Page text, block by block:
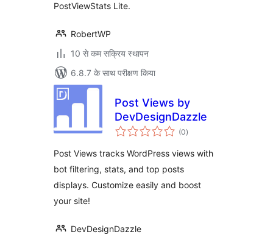
PostViewStats Lite.
RobertWP
10 से कम सक्रिय स्थापन
6.8.7 के साथ परीक्षण किया
Post Views by
DevDesignDazzle
(0कुल
दर)
Post Views tracks WordPress views with
bot filtering, stats, and top posts
displays. Customize easily and boost
your site!
DevDesignDazzle